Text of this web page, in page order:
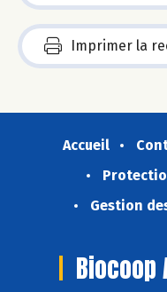
Imprimer la
Accueil
Gestion
Biocoop